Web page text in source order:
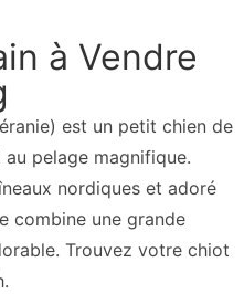
à Vendre
est un petit chien de
pelage magnifique.
nordiques et adoré
combine une grande
Trouvez votre chiot